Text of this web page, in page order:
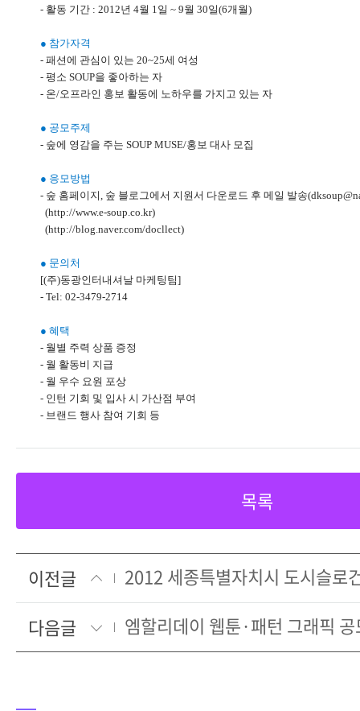
- 활동 기간 : 2012년 4월 1일 ~ 9월 30일(6개월)
● 참가자격
- 패션에 관심이 있는 20~25세 여성
- 평소 SOUP을 좋아하는 자
- 온/오프라인 홍보 활동에 노하우를 가지고 있는 자
● 공모주제
- 숲에 영감을 주는 SOUP MUSE/홍보 대사 모집
● 응모방법
- 숲 홈페이지, 숲 블로그에서 지원서 다운로드 후 메일 발송
(http://www.e-soup.co.kr)
(http://blog.naver.com/docllect)
● 문의처
[(주)동광인터내셔날 마케팅팀]
- Tel: 02-3479-2714
● 혜택
- 월별 주력 상품 증정
- 월 활동비 지급
- 월 우수 요원 포상
- 인턴 기회 및 입사 시 가산점 부여
- 브랜드 행사 참여 기회 등
목록
이전글
2012 세종특별자치시 도시슬로
다음글
엠할리데이 웹툰·패턴 그래픽